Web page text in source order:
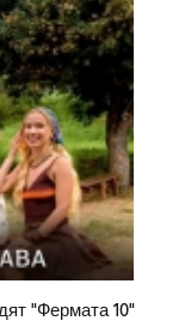
"Фермата 10"